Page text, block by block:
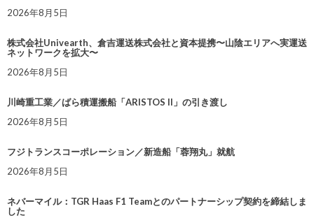
2026年8月5日
株式会社Univearth、倉吉運送株式会社と資本提携〜山陰エリアへ実運送
ネットワークを拡大〜
2026年8月5日
川崎重工業／ばら積運搬船「ARISTOS II」の引き渡し
2026年8月5日
フジトランスコーポレーション／新造船「蓉翔丸」就航
2026年8月5日
ネバーマイル：TGR Haas F1 Teamとのパートナーシップ契約を締結しま
した